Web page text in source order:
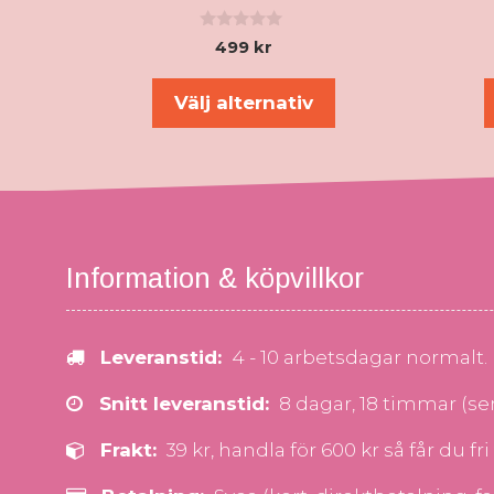
499 kr
Välj alternativ
Information & köpvillkor
Leveranstid: 4 - 10 arbetsdagar normalt.
Snitt leveranstid: 8 dagar, 18 timmar
Frakt: 39 kr, handla för 600 kr så får du fri